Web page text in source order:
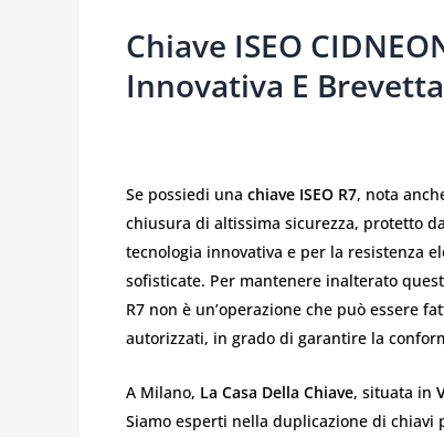
Chiave ISEO
Innovativa E
Se possiedi una chiave ISEO R7, nota
chiusura di altissima sicurezza, protetto
tecnologia innovativa e per la resistenza
sofisticate. Per mantenere inalterato
R7 non è un’operazione che può essere
autorizzati, in grado di garantire la
A Milano, La Casa Della Chiave, situata in
Siamo esperti nella duplicazione di chiavi